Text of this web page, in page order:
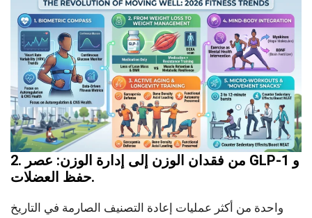
2. من فقدان الوزن إلى إدارة الوزن: عصر GLP-1 و
حفظ العضلات.
واحدة من أكثر عمليات إعادة التصنيف الصارمة في التاريخ